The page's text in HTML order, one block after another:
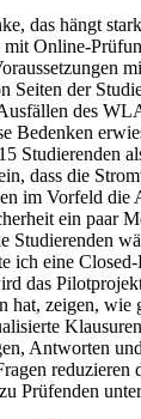
das hängt
mit Online-
Seiten der
des
Bedenken
Studierenden
dass die
im Vorfeld die
ein paar
Studierenden
ich eine
das
hat, zeigen, wie
Antworten
reduzieren
Prüfenden